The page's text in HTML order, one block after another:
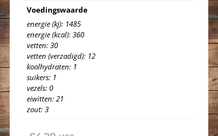
Voedingswaarde
energie (kj): 1485
energie (kcal): 360
vetten: 30
vetten (verzadigd): 12
koolhydraten: 1
suikers: 1
vezels: 0
eiwitten: 21
zout: 3